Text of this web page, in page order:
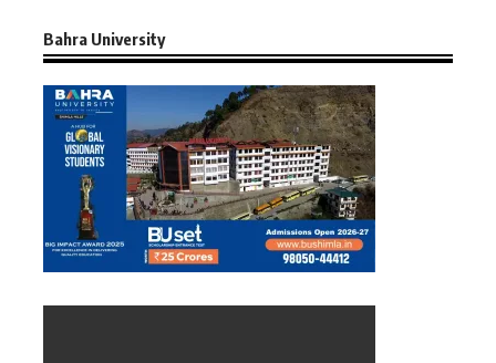
Bahra University